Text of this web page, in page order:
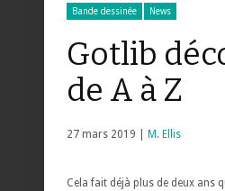
Bande dessinée News
Gotlib
de A à Z
27 mars 2019 | M. Ellis
Cela fait déjà plus de deux ans